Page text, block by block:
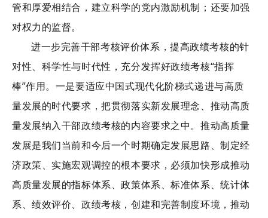
管和厚爱相结合，建立科学的党内激励机制；还要加强
对权力的监督。
进一步完善干部考核评价体系，提高政绩考核的针
对性、科学性与时代性，充分发挥好政绩考核“指挥
棒”作用。一是要适应中国式现代化阶梯式递进与高质
量发展的时代要求，把贯彻落实新发展理念、推动高质
量发展纳入干部政绩考核的内容要求之中。推动高质量
发展是我们当前和今后一个时期确定发展思路、制定经
济政策、实施宏观调控的根本要求，必须加快形成推动
高质量发展的指标体系、政策体系、标准体系、统计体
系、绩效评价、政绩考核，创建和完善制度环境，推动